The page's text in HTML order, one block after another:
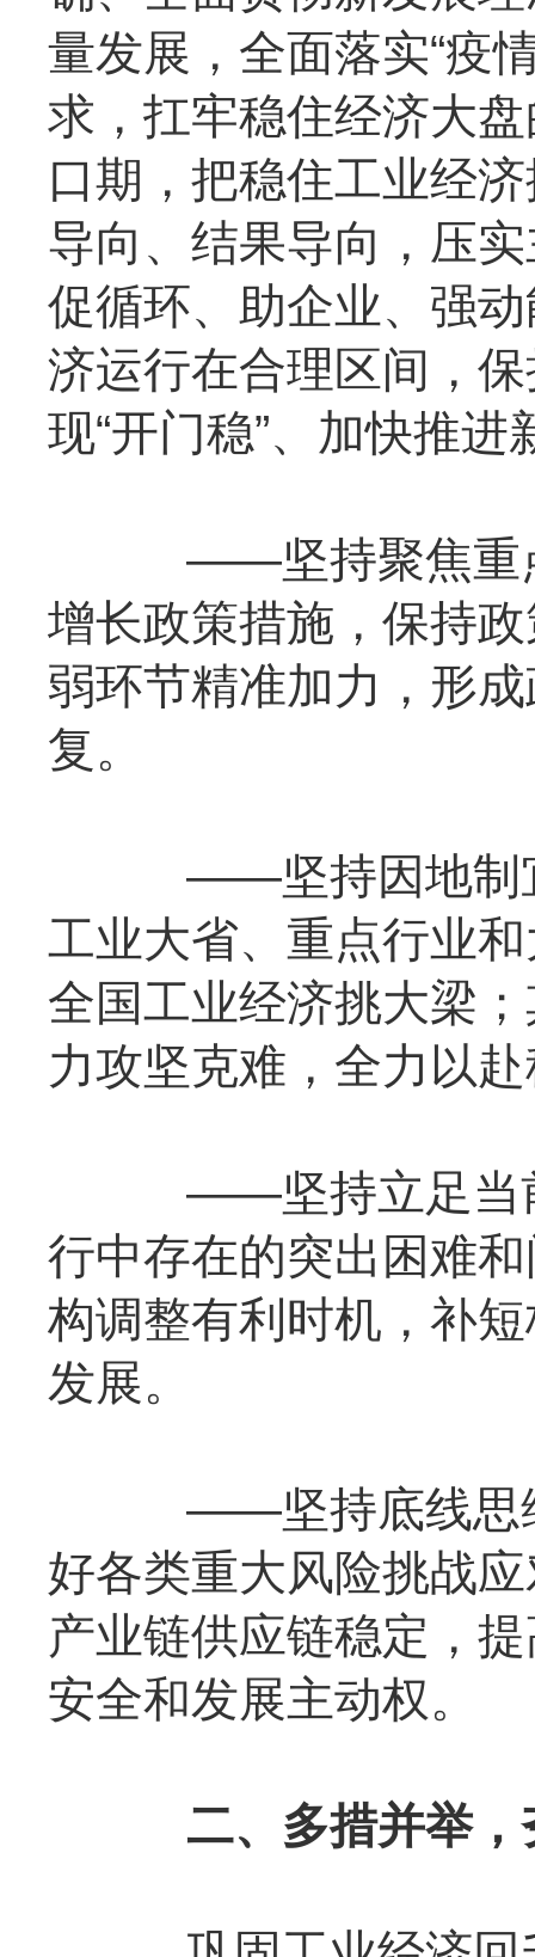
量发展，全面落实“疫
求，扛牢稳住经济大
口期，把稳住工业经
导向、结果导向，压
促循环、助企业、强
济运行在合理区间，
现“开门稳”、加快推
——坚持聚焦重点
增长政策措施，保持
弱环节精准加力，形
复。
——坚持因地制宜
工业大省、重点行业
全国工业经济挑大梁
力攻坚克难，全力以
——坚持立足当前
行中存在的突出困难
构调整有利时机，补
发展。
——坚持底线思维
好各类重大风险挑战
产业链供应链稳定，
安全和发展主动权。
二、多措并举